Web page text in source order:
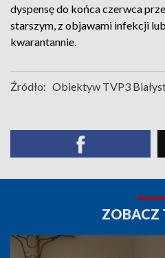
dyspensę do końca czerwca
starszym, z objawami infekcji
kwarantannie.
Źródło: Obiektyw TVP3
ZOBACZ